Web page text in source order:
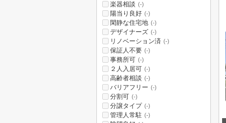
楽器相談 (-)
陽当り良好 (-)
閑静な住宅地 (-)
デザイナーズ (-)
リノベーション済 (-)
保証人不要 (-)
事務所可 (-)
２人入居可 (-)
高齢者相談 (-)
バリアフリー (-)
分割可 (-)
分譲タイプ (-)
管理人常駐 (-)